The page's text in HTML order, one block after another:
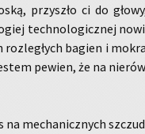
przy­szło ci do
tech­no­lo­gicz­nej
roz­le­głych ba­gien i
pe­wien, że na
na me­cha­nicz­nych